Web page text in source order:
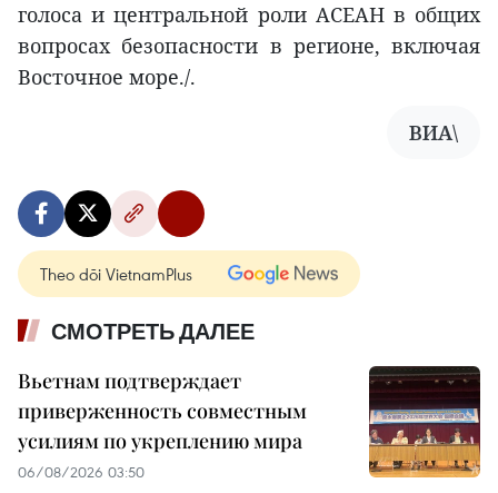
голоса и центральной роли АСЕАН в общих
вопросах безопасности в регионе, включая
Восточное море./.
ВИА\
Theo dõi VietnamPlus
СМОТРЕТЬ ДАЛЕЕ
Вьетнам подтверждает
приверженность совместным
усилиям по укреплению мира
06/08/2026 03:50